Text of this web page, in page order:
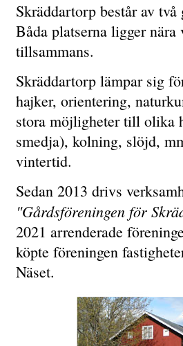
Skräddartorp består av två
Båda platserna ligger
tillsammans.
Skräddartorp lämpar sig
hajker, orientering,
stora möjligheter till olika
smedja), kolning, slöjd,
vintertid.
Sedan 2013 drivs
"Gårdsföreningen för
2021 arrenderade
köpte föreningen
Näset.